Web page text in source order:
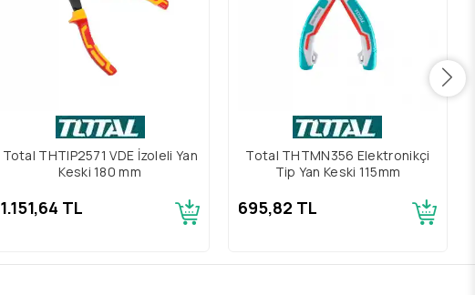
Total THTIP2571 VDE İzoleli Yan
Keski 180 mm
1.151,64 TL
Total THTMN356 Elektronikçi
Tip Yan Keski 115mm
695,82 TL